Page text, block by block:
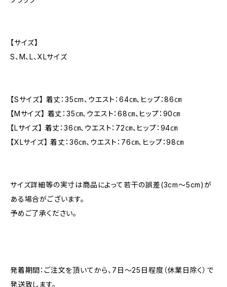
【サイズ】
S、M、L、XLサイズ
【Sサイズ】 着丈：35cm、ウエスト：64㎝、ヒップ：86㎝
【Mサイズ】 着丈：35㎝、ウエスト：68㎝、ヒップ：90㎝
【Lサイズ】 着丈：36㎝、ウエスト：72㎝、ヒップ：94㎝
【XLサイズ】 着丈：36㎝、ウエスト：76㎝、ヒップ：98㎝
サイズ詳細等の実寸は商品によって若干の誤差(3cm〜5cm)が
ある場合がございます。
予めご了承ください。
発着期間：ご注文を頂いてから、7日〜25日程度（休業日除く）で
発送致します。